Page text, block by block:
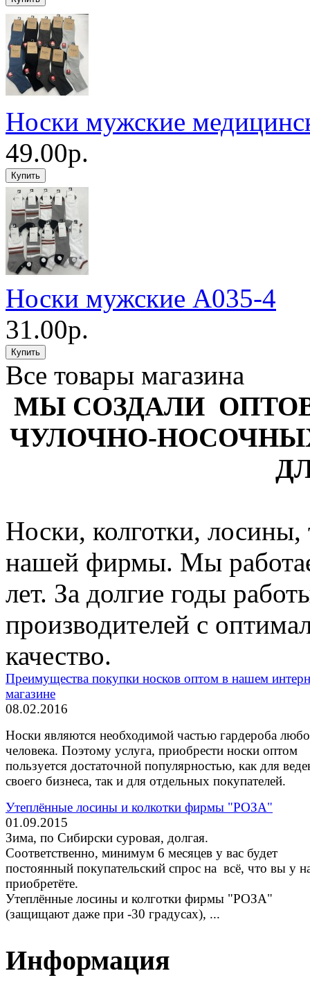
Носки мужские
49.00р.
Носки мужские A035-4
31.00р.
Все товары магазина
МЫ СОЗДАЛИ
ЧУЛОЧНО-
Носки, колготки,
нашей фирмы. Мы
лет. За долгие годы
производителей с
качество.
Преимущества покупки носков оптом в нашем
магазине
08.02.2016
Носки являются необходимой частью гардероба
человека. Поэтому услуга, приобрести носки оптом
пользуется достаточной популярностью, как для
своего бизнеса, так и для отдельных покупателей.
Утеплённые лосины и колкотки фирмы "РОЗА"
01.09.2015
Зима, по Сибирски суровая, долгая.
Соответственно, минимум 6 месяцев у вас будет
постоянный покупательский спрос на всё, что вы у
приобретёте.
Утеплённые лосины и колготки фирмы "РОЗА"
(защищают даже при -30 градусах), ...
Информация